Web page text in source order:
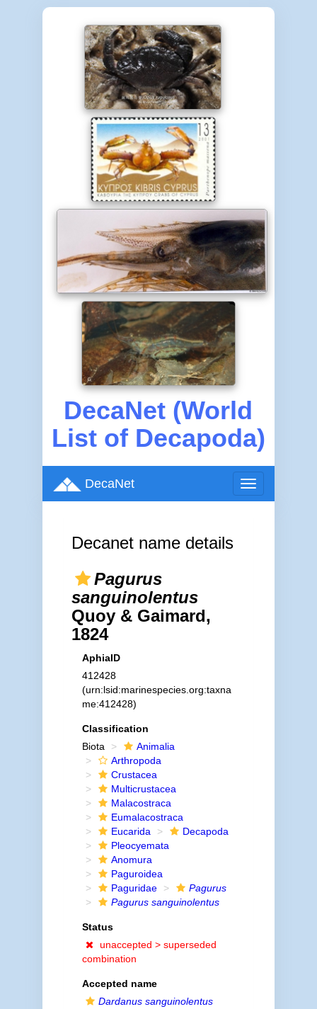
DecaNet (World
List of Decapoda)
Toggle
navigation
DecaNet
Decanet name details
Pagurus
sanguinolentus
Quoy & Gaimard,
1824
AphiaID
412428
(urn:lsid:marinespecies.org:taxna
me:412428)
Classification
Biota
Animalia
Arthropoda
Crustacea
Multicrustacea
Malacostraca
Eumalacostraca
Eucarida
Decapoda
Pleocyemata
Anomura
Paguroidea
Paguridae
Pagurus
Pagurus sanguinolentus
Status
unaccepted > superseded
combination
Accepted name
Dardanus sanguinolentus